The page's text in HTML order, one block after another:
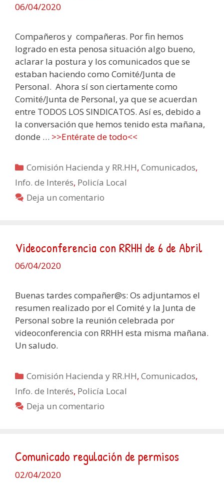
06/04/2020
Compañeros y compañeras. Por fin hemos
logrado en esta penosa situación algo bueno,
aclarar la postura y los comunicados que se
estaban haciendo como Comité/Junta de
Personal. Ahora sí son ciertamente como
Comité/Junta de Personal, ya que se acuerdan
entre TODOS LOS SINDICATOS. Así es, debido a
la conversación que hemos tenido esta mañana,
donde … >>Entérate de todo<<
Categorías
Comisión Hacienda y RR.HH,Comunicados,
Info. de Interés, Policía Local
Deja un comentario
Videoconferencia con RRHH de 6 de Abril
06/04/2020
Buenas tardes compañer@s: Os adjuntamos el
resumen realizado por el Comité y la Junta de
Personal sobre la reunión celebrada por
videoconferencia con RRHH esta misma mañana.
Un saludo.
Categorías
Comisión Hacienda y RR.HH,Comunicados,
Info. de Interés, Policía Local
Deja un comentario
Comunicado regulación de permisos
02/04/2020